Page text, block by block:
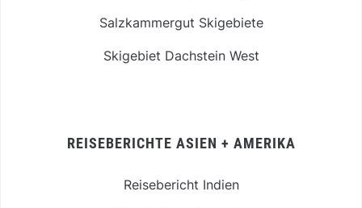
Salzkammergut Skigebiete
Skigebiet Dachstein West
REISEBERICHTE ASIEN + AMERIKA
Reisebericht Indien